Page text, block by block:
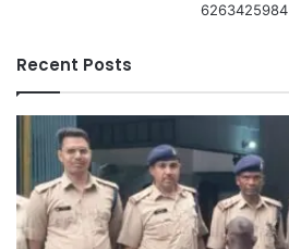
6263425984
Recent Posts